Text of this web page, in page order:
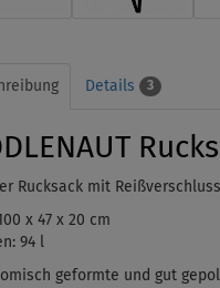
Details 3
Rucksack mit
x 47 x 20 cm
94 l
geformte und gut